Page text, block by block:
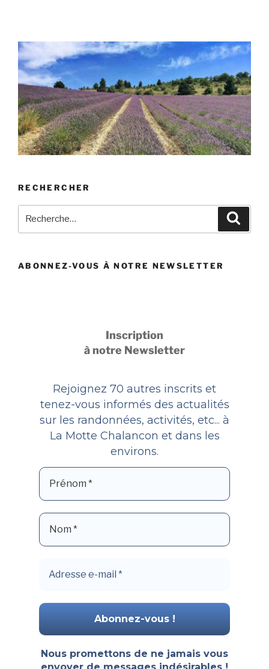
RECHERCHER
ABONNEZ-VOUS À NOTRE NEWSLETTER
Inscription
à notre Newsletter
Rejoignez 70 autres inscrits et
tenez-vous informés des actualités
sur les randonnées, activités, etc... à
La Motte Chalancon et dans les
environs.
Nous promettons de ne jamais vous